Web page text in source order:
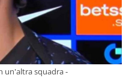
un'altra squadra -